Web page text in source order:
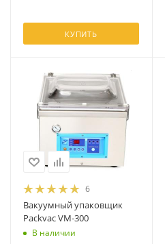
КУПИТЬ
6
Вакуумный упаковщик
Packvac VM-300
В наличии